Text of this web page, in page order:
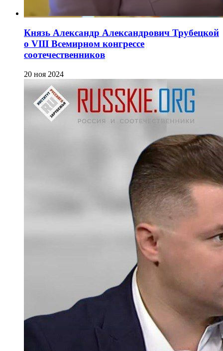
Князь Александр Александрович Трубецкой
о VIII Всемирном конгрессе
соотечественников
20 ноя 2024